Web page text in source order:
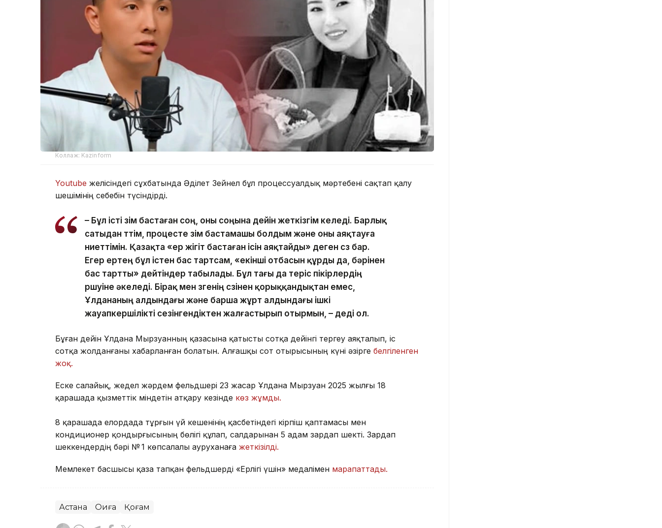
Коллаж: Kazinform
Youtube желісіндегі сұхбатында Әділет Зейнел бұл процессуалдық мәртебені сақтап қалу
шешімінің себебін түсіндірді.
– Бұл істі өзім бастаған соң, оны соңына дейін жеткізгім келеді. Барлық
сатыдан өттім, процесте өзім бастамашы болдым және оны аяқтауға
ниеттімін. Қазақта «ер жігіт бастаған ісін аяқтайды» деген сөз бар.
Егер ертең бұл істен бас тартсам, «екінші отбасын құрды да, бәрінен
бас тартты» дейтіндер табылады. Бұл тағы да теріс пікірлердің
өршуіне әкеледі. Бірақ мен өзгенің сөзінен қорыққандықтан емес,
Ұлдананың алдындағы және барша жұрт алдындағы ішкі
жауапкершілікті сезінгендіктен жалғастырып отырмын, – деді ол.
Бұған дейін Ұлдана Мырзуанның қазасына қатысты сотқа дейінгі тергеу аяқталып, іс
сотқа жолданғаны хабарланған болатын. Алғашқы сот отырысының күні әзірге белгіленген
жоқ.
Еске салайық, жедел жәрдем фельдшері 23 жасар Ұлдана Мырзуан 2025 жылғы 18
қарашада қызметтік міндетін атқару кезінде көз жұмды.
8 қарашада елордада тұрғын үй кешенінің қасбетіндегі кірпіш қаптамасы мен
кондиционер қондырғысының бөлігі құлап, салдарынан 5 адам зардап шекті. Зардап
шеккендердің бәрі № 1 көпсалалы ауруханаға жеткізілді.
Мемлекет басшысы қаза тапқан фельдшерді «Ерлігі үшін» медалімен марапаттады.
Астана Оқиға Қоғам